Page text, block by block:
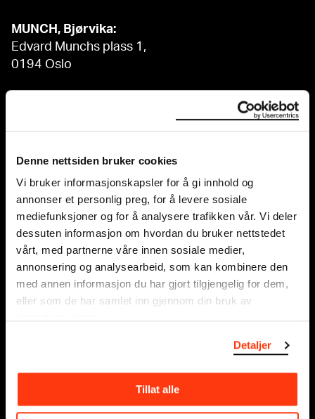
Denne nettsiden bruker cookies
Vi bruker informasjonskapsler for å gi innhold og
annonser et personlig preg, for å levere sosiale
mediefunksjoner og for å analysere trafikken vår. Vi deler
dessuten informasjon om hvordan du bruker nettstedet
vårt, med partnerne våre innen sosiale medier,
annonsering og analysearbeid, som kan kombinere den
med annen informasjon du har gjort tilgjengelig for dem,
eller som de har samlet inn gjennom din bruk av
Detaljer
Tillat alle
MUNCH, Bjørvika:
Edvard Munchs plass 1,
0194 Oslo
Wed - Sat: 10 - 21
Postal adress:
Munchmuseet
Postboks 3304 Sørenga,
0140 Oslo
NORWAY
info@munch.com
About us
Sponsorship